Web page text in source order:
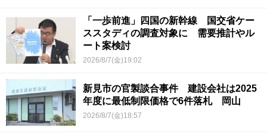
「一歩前進」四国の新幹線 国交省ケー
ススタディの調査対象に 需要推計やル
ート案検討
2026/8/7(金)19:02
新見市の官製談合事件 建設会社は2025
年度に最低制限価格で6件落札 岡山
2026/8/7(金)18:57